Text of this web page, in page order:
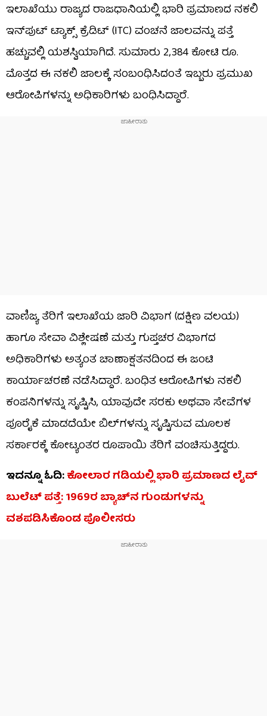
ಇಲಾಖೆಯು ರಾಜ್ಯದ ರಾಜಧಾನಿಯಲ್ಲಿ ಭಾರಿ ಪ್ರಮಾಣದ ನಕಲಿ
ಇನ್‌ಪುಟ್ ಟ್ಯಾಕ್ಸ್ ಕ್ರೆಡಿಟ್ (ITC) ವಂಚನೆ ಜಾಲವನ್ನು ಪತ್ತೆ
ಹಚ್ಚುವಲ್ಲಿ ಯಶಸ್ವಿಯಾಗಿದೆ. ಸುಮಾರು 2,384 ಕೋಟಿ ರೂ.
ಮೊತ್ತದ ಈ ನಕಲಿ ಜಾಲಕ್ಕೆ ಸಂಬಂಧಿಸಿದಂತೆ ಇಬ್ಬರು ಪ್ರಮುಖ
ಆರೋಪಿಗಳನ್ನು ಅಧಿಕಾರಿಗಳು ಬಂಧಿಸಿದ್ದಾರೆ.
ವಾಣಿಜ್ಯ ತೆರಿಗೆ ಇಲಾಖೆಯ ಜಾರಿ ವಿಭಾಗ (ದಕ್ಷಿಣ ವಲಯ)
ಹಾಗೂ ಸೇವಾ ವಿಶ್ಲೇಷಣೆ ಮತ್ತು ಗುಪ್ತಚರ ವಿಭಾಗದ
ಅಧಿಕಾರಿಗಳು ಅತ್ಯಂತ ಚಾಣಾಕ್ಷತನದಿಂದ ಈ ಜಂಟಿ
ಕಾರ್ಯಾಚರಣೆ ನಡೆಸಿದ್ದಾರೆ. ಬಂಧಿತ ಆರೋಪಿಗಳು ನಕಲಿ
ಕಂಪನಿಗಳನ್ನು ಸೃಷ್ಟಿಸಿ, ಯಾವುದೇ ಸರಕು ಅಥವಾ ಸೇವೆಗಳ
ಪೂರೈಕೆ ಮಾಡದೆಯೇ ಬಿಲ್‌ಗಳನ್ನು ಸೃಷ್ಟಿಸುವ ಮೂಲಕ
ಸರ್ಕಾರಕ್ಕೆ ಕೋಟ್ಯಂತರ ರೂಪಾಯಿ ತೆರಿಗೆ ವಂಚಿಸುತ್ತಿದ್ದರು.
ಇದನ್ನೂ ಓದಿ:ಕೋಲಾರ ಗಡಿಯಲ್ಲಿ ಭಾರಿ ಪ್ರಮಾಣದ ಲೈವ್
ಬುಲೆಟ್ ಪತ್ತೆ: 1969ರ ಬ್ಯಾಚ್‌ನ ಗುಂಡುಗಳನ್ನು
ವಶಪಡಿಸಿಕೊಂಡ ಪೊಲೀಸರು